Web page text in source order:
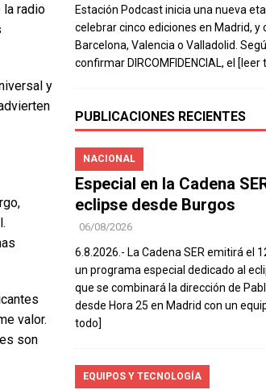
la radio
y
valor.
son
Estación Podcast inicia una nueva
celebrar cinco ediciones en Madrid, y
Barcelona, Valencia o Valladolid.
confirmar DIRCOMFIDENCIAL, el [leer
PUBLICACIONES RECIENTES
NACIONAL
Especial en la Cadena
eclipse desde Burgos
06/08/2026
6.8.2026.- La Cadena SER emitirá el
un programa especial dedicado al
que se combinará la dirección de
desde Hora 25 en Madrid con un
todo]
EQUIPOS Y TECNOLOGÍA